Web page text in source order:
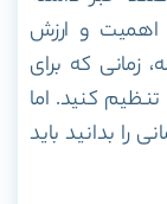
و ارزش
زمانی که برای
کنید. اما
را بدانید باید